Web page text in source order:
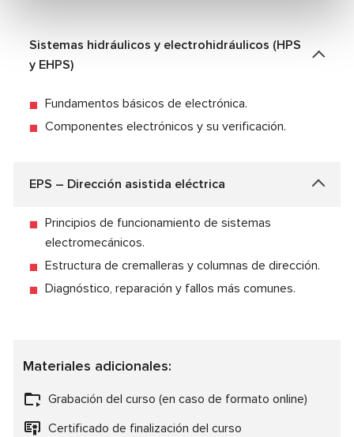
Sistemas hidráulicos y electrohidráulicos (HPS
y EHPS)
Fundamentos básicos de electrónica.
Componentes electrónicos y su verificación.
EPS – Dirección asistida eléctrica
Principios de funcionamiento de sistemas
electromecánicos.
Estructura de cremalleras y columnas de dirección.
Diagnóstico, reparación y fallos más comunes.
Materiales adicionales:
Grabación del curso (en caso de formato online)
Certificado de finalización del curso